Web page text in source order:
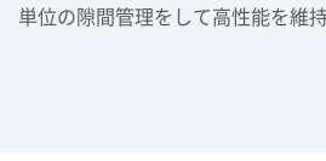
単位の隙間管理をして高性能を維